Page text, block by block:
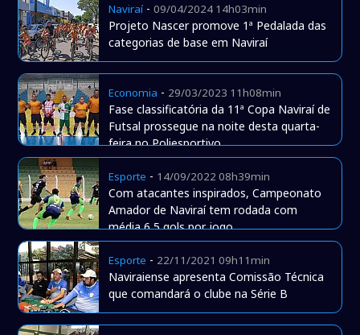
Naviraí-09/04/2024 14h03min
Projeto Nascer promove 1ª Pedalada das
categorias de base em Naviraí
Economia - 29/03/2023 11h08min
Fase classificatória da 11ª Copa Naviraí de
Futsal prossegue na noite desta quarta-
feira no Poliesportivo
Esporte - 14/09/2022 08h39min
Com atacantes inspirados, Campeonato
Amador de Naviraí tem rodada com
média 6,5 gols por jogo
Esporte - 22/11/2021 09h11min
Naviraiense apresenta Comissão Técnica
que comandará o clube na Série B